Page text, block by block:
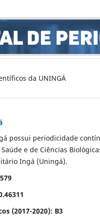
da UNINGÁ
possui periodicidade
e de Ciências
Ingá (Uningá).
(2017-2020): B3